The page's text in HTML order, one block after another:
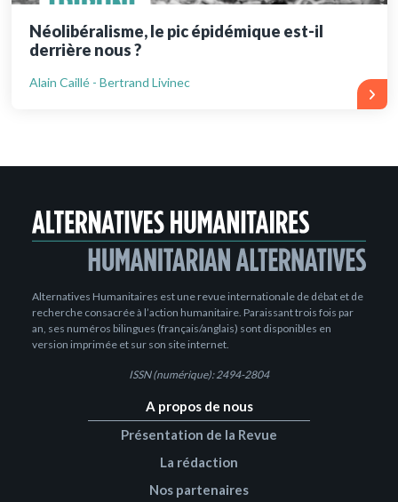
Néolibéralisme, le pic épidémique est-il
derrière nous ?
Alain Caillé - Bertrand Livinec
Alternatives Humanitaires est une revue internationale de débat et de
recherche consacrée à l’action humanitaire. Paraissant trois fois par
an, ses numéros bilingues (français/anglais) sont disponibles en
version imprimée et sur son site internet.
ISSN (numérique): 2494-2804
A propos de nous
Présentation de la Revue
La rédaction
Nos partenaires